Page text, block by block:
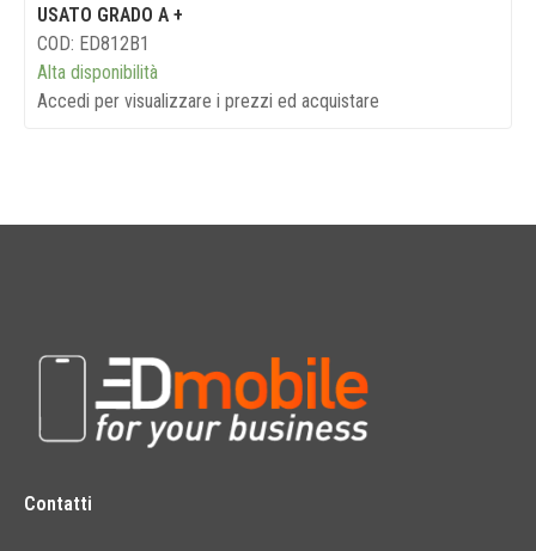
USATO GRADO A +
COD: ED812B1
Alta disponibilità
Accedi per visualizzare i prezzi ed acquistare
Contatti